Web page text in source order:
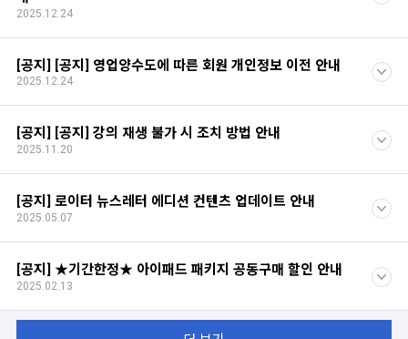
2025.12.24
[공지] [공지] 영업양수도에 따른 회원 개인정보 이전 안내
2025.12.24
[공지] [공지] 강의 재생 불가 시 조치 방법 안내
2025.11.20
[공지] 로이터 뉴스레터 에디션 컨텐츠 업데이트 안내
2025.05.07
[공지] ★기간한정★ 아이패드 패키지 공동구매 할인 안내
2025.02.13